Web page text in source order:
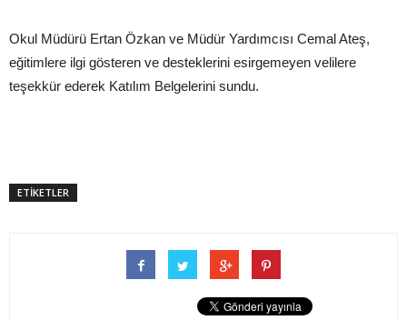
Okul Müdürü Ertan Özkan ve Müdür Yardımcısı Cemal Ateş,
eğitimlere ilgi gösteren ve desteklerini esirgemeyen velilere
teşekkür ederek Katılım Belgelerini sundu.
ETİKETLER